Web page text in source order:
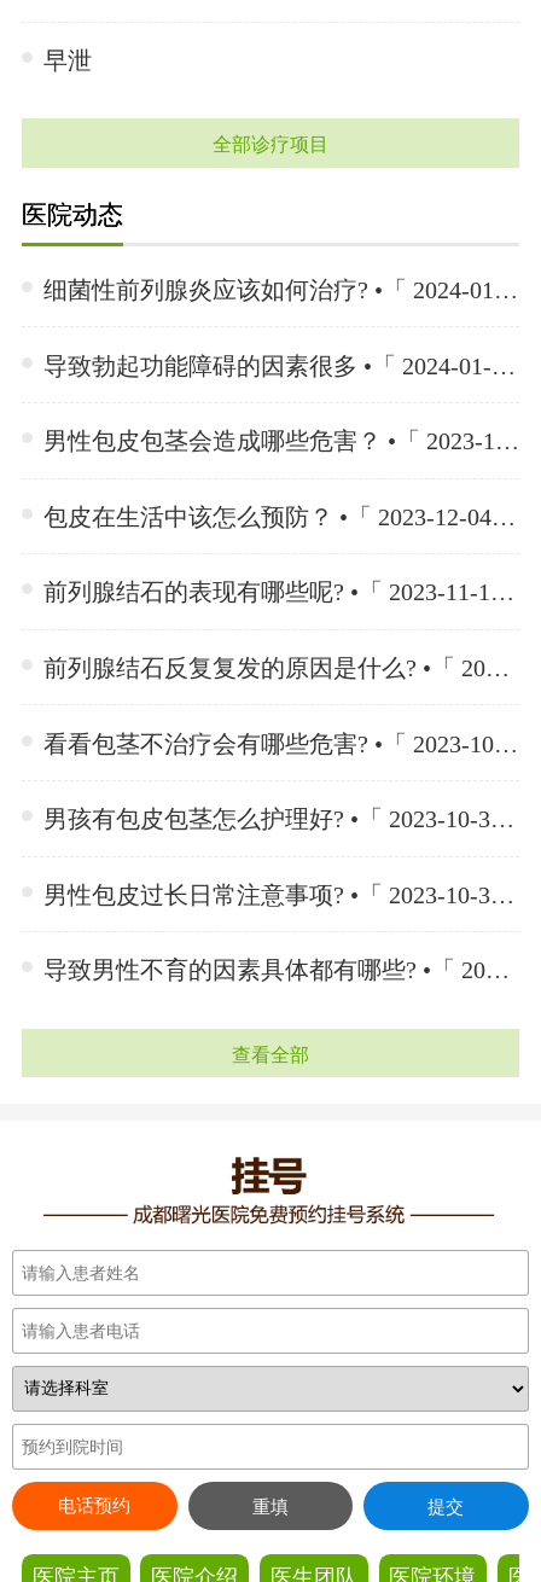
早泄
全部诊疗项目
医院动态
细菌性前列腺炎应该如何治疗? •「 2024-01-15 」
导致勃起功能障碍的因素很多 •「 2024-01-15 」
男性包皮包茎会造成哪些危害？ •「 2023-12-04 」
包皮在生活中该怎么预防？ •「 2023-12-04 」
前列腺结石的表现有哪些呢? •「 2023-11-10 」
前列腺结石反复复发的原因是什么? •「 2023-11-10 」
看看包茎不治疗会有哪些危害? •「 2023-10-30 」
男孩有包皮包茎怎么护理好? •「 2023-10-30 」
男性包皮过长日常注意事项? •「 2023-10-30 」
导致男性不育的因素具体都有哪些? •「 2023-10-23 」
查看全部
电话预约 重填 提交
医院主页 医院介绍 医生团队 医院环境 医